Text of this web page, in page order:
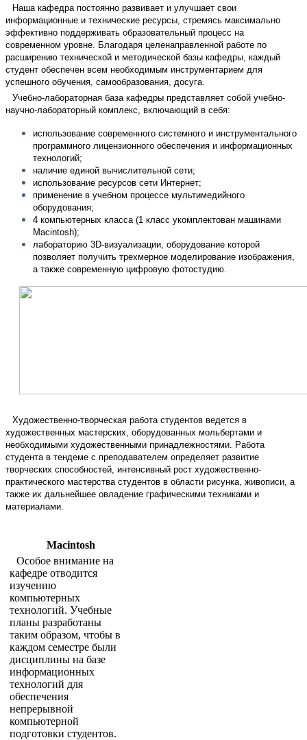
Наша кафедра постоянно развивает и улучшает свои
информационные и технические ресурсы, стремясь максимально
эффективно поддерживать образовательный процесс на
современном уровне. Благодаря целенаправленной работе по
расширению технической и методической базы кафедры, каждый
студент обеспечен всем необходимым инструментарием для
успешного обучения, самообразования, досуга.
Учебно-лабораторная база кафедры представляет собой учебно-
научно-лабораторный комплекс, включающий в себя:
использование современного системного и инструментального
программного лицензионного обеспечения и информационных
технологий;
наличие единой вычислительной сети;
использование ресурсов сети Интернет;
применение в учебном процессе мультимедийного
оборудования;
4 компьютерных класса (1 класс укомплектован машинами
Macintosh);
лабораторию 3D-визуализации, оборудование которой
позволяет получить трехмерное моделирование изображения,
а также современную цифровую фотостудию.
Художественно-творческая работа студентов ведется в
художественных мастерских, оборудованных мольбертами и
необходимыми художественными принадлежностями. Работа
студента в тендеме с преподавателем определяет развитие
творческих способностей, интенсивный рост художественно-
практического мастерства студентов в области рисунка, живописи, а
также их дальнейшее овладение графическими техниками и
материалами.
Macintosh
Особое внимание на
кафедре отводится
изучению
компьютерных
технологий. Учебные
планы разработаны
таким образом, чтобы в
каждом семестре были
дисциплины на базе
информационных
технологий для
обеспечения
непрерывной
компьютерной
подготовки студентов.